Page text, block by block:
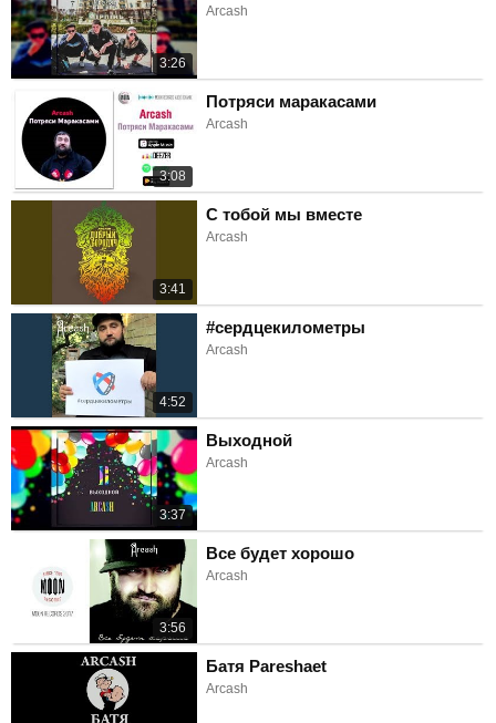
3:26
Arcash
3:08
Потряси маракасами
Arcash
3:41
С тобой мы вместе
Arcash
4:52
#сердцекилометры
Arcash
3:37
Выходной
Arcash
3:56
Все будет хорошо
Arcash
Батя Pareshaet
Arcash